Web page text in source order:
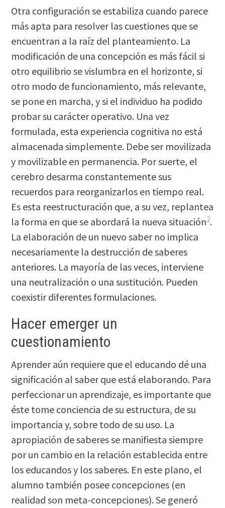
Otra configuración se estabiliza cuando parece
más apta para resolver las cuestiones que se
encuentran a la raíz del planteamiento. La
modificación de una concepción es más fácil si
otro equilibrio se vislumbra en el horizonte, si
otro modo de funcionamiento, más relevante,
se pone en marcha, y si el individuo ha podido
probar su carácter operativo. Una vez
formulada, esta experiencia cognitiva no está
almacenada simplemente. Debe ser movilizada
y movilizable en permanencia. Por suerte, el
cerebro desarma constantemente sus
recuerdos para reorganizarlos en tiempo real.
Es esta reestructuración que, a su vez, replantea
la forma en que se abordará la nueva situación2.
La elaboración de un nuevo saber no implica
necesariamente la destrucción de saberes
anteriores. La mayoría de las veces, interviene
una neutralización o una sustitución. Pueden
coexistir diferentes formulaciones.
Hacer emerger un
cuestionamiento
Aprender aún requiere que el educando dé una
significación al saber que está elaborando. Para
perfeccionar un aprendizaje, es importante que
éste tome conciencia de su estructura, de su
importancia y, sobre todo de su uso. La
apropiación de saberes se manifiesta siempre
por un cambio en la relación establecida entre
los educandos y los saberes. En este plano, el
alumno también posee concepciones (en
realidad son meta-concepciones). Se generó